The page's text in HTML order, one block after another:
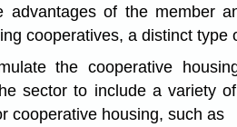
advantages of the member
cooperatives, a distinct type
the cooperative
sector to include a variety
cooperative housing, such as